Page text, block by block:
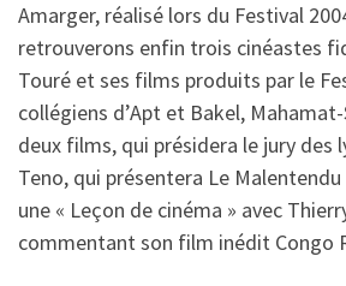
Amarger, réalisé lors du Festival
retrouverons enfin trois cinéastes
Touré et ses films produits par le
collégiens d’Apt et Bakel,
deux films, qui présidera le jury des
Teno, qui présentera Le
une « Leçon de cinéma » avec
commentant son film inédit Congo